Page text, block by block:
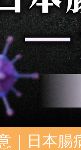
｜日本腸